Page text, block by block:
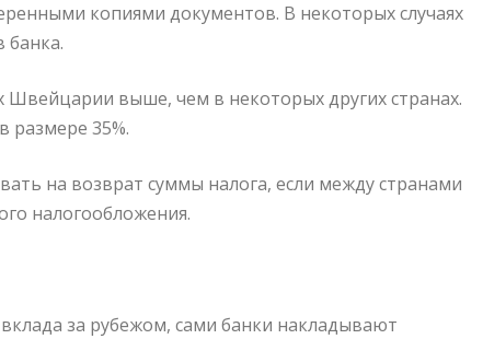
копиями документов. В некоторых случаях
банка.
выше, чем в некоторых других странах.
размере 35%.
на возврат суммы налога, если между странами
налогообложения.
за рубежом, сами банки накладывают